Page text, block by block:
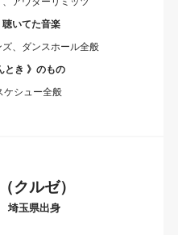
聴いてた音楽
、ダンスホール全般
とき 》のもの
ケシュー全般
クルゼ）
埼玉県出身